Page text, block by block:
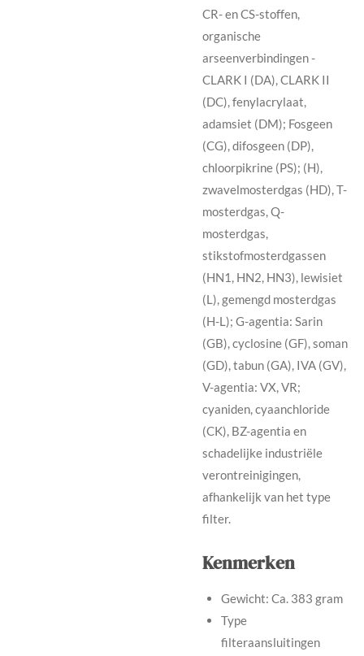
CR- en CS-stoffen,
organische
arseenverbindingen -
CLARK I (DA), CLARK II
(DC), fenylacrylaat,
adamsiet (DM); Fosgeen
(CG), difosgeen (DP),
chloorpikrine (PS); (H),
zwavelmosterdgas (HD), T-
mosterdgas, Q-
mosterdgas,
stikstofmosterdgassen
(HN1, HN2, HN3), lewisiet
(L), gemengd mosterdgas
(H-L); G-agentia: Sarin
(GB), cyclosine (GF), soman
(GD), tabun (GA), IVA (GV),
V-agentia: VX, VR;
cyaniden, cyaanchloride
(CK), BZ-agentia en
schadelijke industriële
verontreinigingen,
afhankelijk van het type
filter.
Kenmerken
Gewicht: Ca. 383 gram
Type
filteraansluitingen